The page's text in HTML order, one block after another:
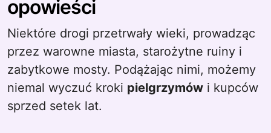
opowieści
Niektóre drogi przetrwały wieki, prowadząc
przez warowne miasta, starożytne ruiny i
zabytkowe mosty. Podążając nimi, możemy
niemal wyczuć kroki pielgrzymów i kupców
sprzed setek lat.